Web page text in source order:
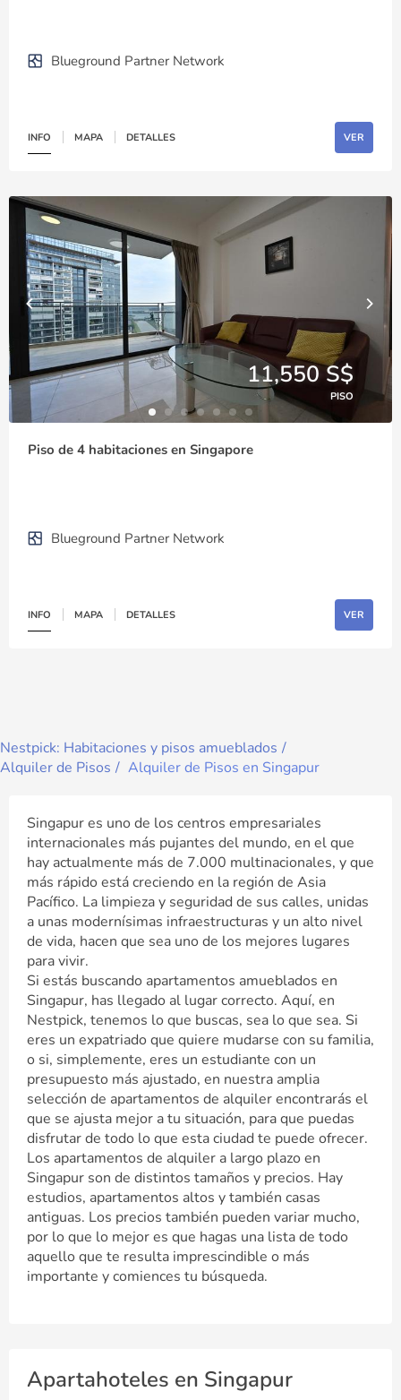
Blueground Partner Network
INFO MAPA DETALLES VER
11,550 S$
PISO
Piso de 4 habitaciones en Singapore
Blueground Partner Network
INFO MAPA DETALLES VER
Nestpick: Habitaciones y pisos amueblados
Alquiler de Pisos
Alquiler de Pisos en Singapur
Singapur es uno de los centros empresariales
internacionales más pujantes del mundo, en el que
hay actualmente más de 7.000 multinacionales, y que
más rápido está creciendo en la región de Asia
Pacífico. La limpieza y seguridad de sus calles, unidas
a unas modernísimas infraestructuras y un alto nivel
de vida, hacen que sea uno de los mejores lugares
para vivir.
Si estás buscando apartamentos amueblados en
Singapur, has llegado al lugar correcto. Aquí, en
Nestpick, tenemos lo que buscas, sea lo que sea. Si
eres un expatriado que quiere mudarse con su familia,
o si, simplemente, eres un estudiante con un
presupuesto más ajustado, en nuestra amplia
selección de apartamentos de alquiler encontrarás el
que se ajusta mejor a tu situación, para que puedas
disfrutar de todo lo que esta ciudad te puede ofrecer.
Los apartamentos de alquiler a largo plazo en
Singapur son de distintos tamaños y precios. Hay
estudios, apartamentos altos y también casas
antiguas. Los precios también pueden variar mucho,
por lo que lo mejor es que hagas una lista de todo
aquello que te resulta imprescindible o más
importante y comiences tu búsqueda.
Apartahoteles en Singapur